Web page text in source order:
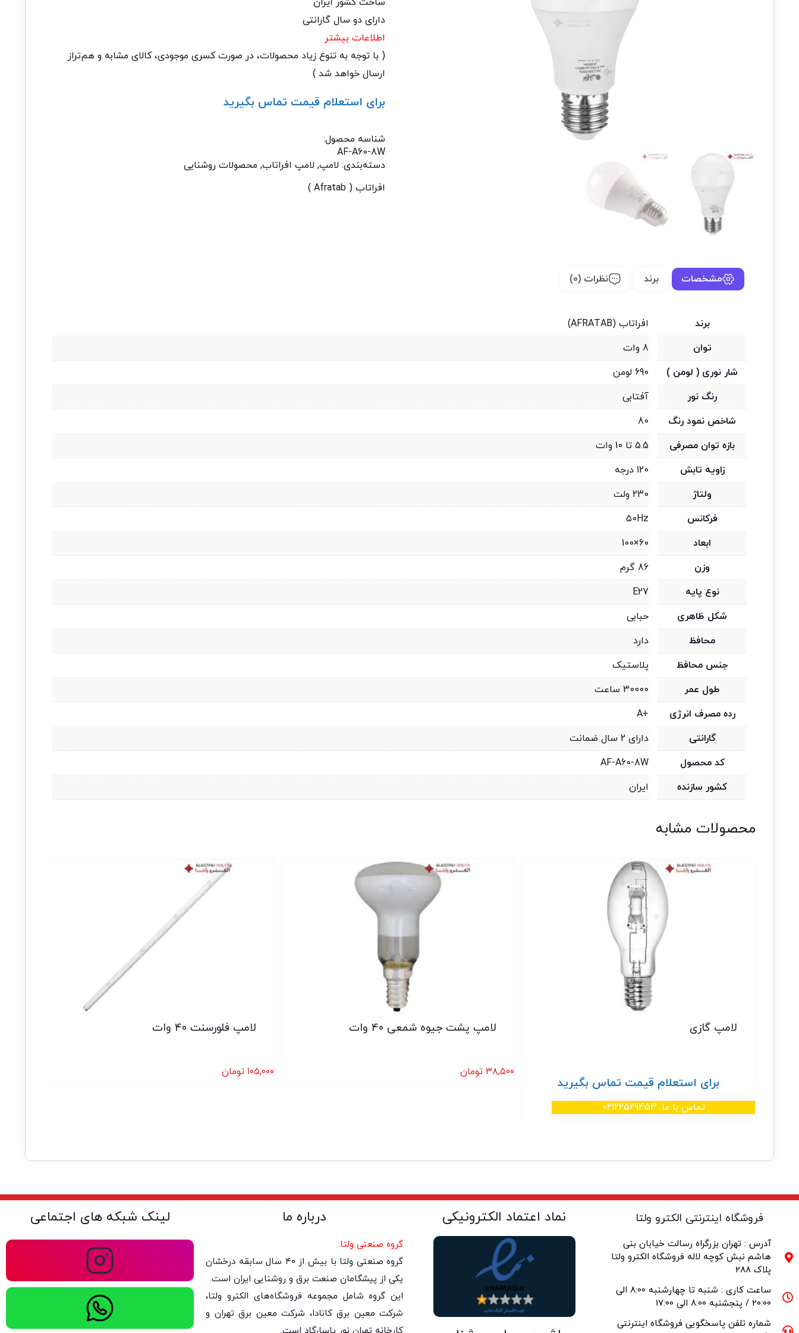
دارای دو سال گارانتی
اطلاعات بیشتر
( با توجه به تنوع زیاد محصولات، در صورت کسری موجودی، کالای مشابه و هم‌تراز
ارسال خواهد شد )
برای استعلام قیمت تماس بگیرید
شناسه محصول:
AF-A60-8W
دسته‌بندی: لامپ, لامپ افراتاب, محصولات روشنایی
افراتاب ( Afratab )
مشخصات برند نظرات (0)
برند
افراتاب (AFRATAB)
توان
8 وات
شار نوری ( لومن )
690 لومن
رنگ نور
آفتابی
شاخص نمود رنگ
80
بازه توان مصرفی
5.5 تا 10 وات
زاویه تابش
120 درجه
ولتاژ
230 ولت
فرکانس
50Hz
ابعاد
60×100
وزن
86 گرم
نوع پایه
E27
شکل ظاهری
حبابی
محافظ
دارد
جنس محافظ
پلاستیک
طول عمر
30000 ساعت
رده مصرف انرژی
+A
گارانتی
دارای 2 سال ضمانت
کد محصول
AF-A60-8W
کشور سازنده
ایران
محصولات مشابه
لامپ گازی
برای استعلام قیمت تماس بگیرید
تماس با ما: 02122529453
لامپ پشت جیوه شمعی 40 وات
۳۸,۵۰۰ تومان
لامپ فلورسنت 40 وات
۱۰۵,۰۰۰ تومان
فروشگاه اینترنتی الکترو ولتا
آدرس : تهران بزرگراه رسالت خیابان بنی
هاشم نبش کوچه لاله فروشگاه الکترو ولتا
پلاک 288
ساعت کاری : شنبه تا چهارشنبه 8:00 الی
20:00 / پنجشنبه 8:00 الی 17:00
شماره تلفن پاسخگویی فروشگاه اینترنتی
نماد اعتماد الکترونیکی درباره ما
گروه صنعتی ولتا:
گروه صنعتی ولتا با بیش از ۴۰ سال سابقه درخشان
یکی از پیشگامان صنعت برق و روشنایی ایران است.
این گروه شامل مجموعه فروشگاه‌های الکترو ولتا،
شرکت معین برق کانادا، شرکت معین برق تهران و
لینک شبکه های اجتماعی